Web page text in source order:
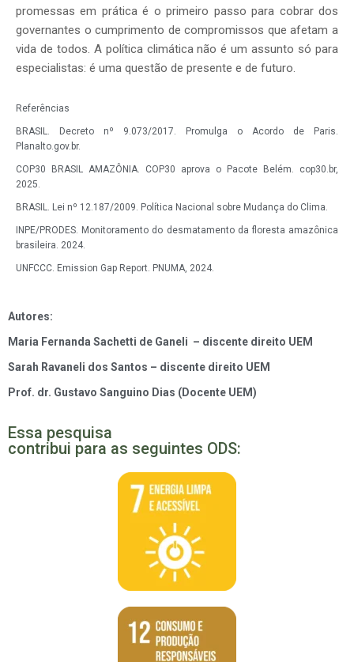
promessas em prática é o primeiro passo para cobrar dos
governantes o cumprimento de compromissos que afetam a
vida de todos. A política climática não é um assunto só para
especialistas: é uma questão de presente e de futuro.
Referências
BRASIL. Decreto nº 9.073/2017. Promulga o Acordo de Paris.
Planalto.gov.br.
COP30 BRASIL AMAZÔNIA. COP30 aprova o Pacote Belém. cop30.br,
2025.
BRASIL. Lei nº 12.187/2009. Política Nacional sobre Mudança do Clima.
INPE/PRODES. Monitoramento do desmatamento da floresta amazônica
brasileira. 2024.
UNFCCC. Emission Gap Report. PNUMA, 2024.
Autores:
Maria Fernanda Sachetti de Ganeli – discente direito UEM
Sarah Ravaneli dos Santos – discente direito UEM
Prof. dr. Gustavo Sanguino Dias (Docente UEM)
Essa pesquisa
contribui para as seguintes ODS: